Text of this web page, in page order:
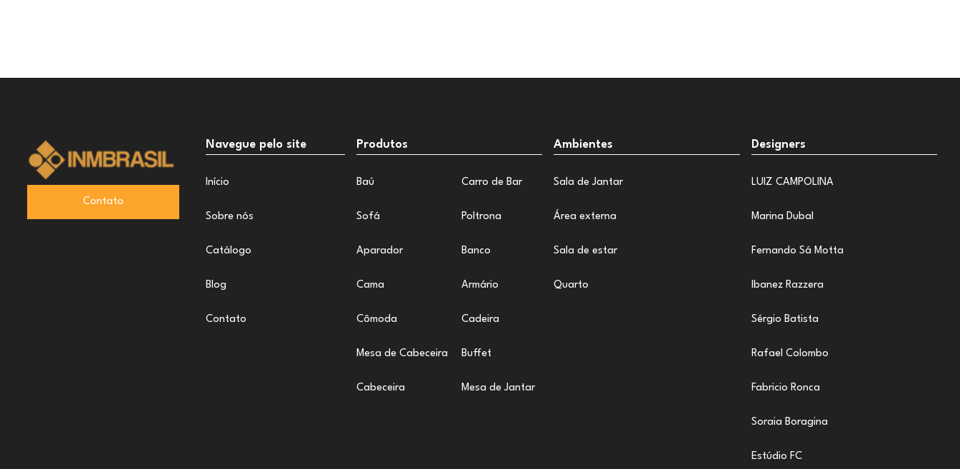
Contato
Navegue pelo site
Início
Sobre nós
Catálogo
Blog
Contato
Produtos
Baú Carro de Bar
Sofá Poltrona
Aparador Banco
Cama Armário
Cômoda Cadeira
Mesa de Cabeceira Buffet
Cabeceira Mesa de Jantar
Ambientes
Sala de Jantar
Área externa
Sala de estar
Quarto
Designers
LUIZ CAMPOLINA
Marina Dubal
Fernando Sá Motta
Ibanez Razzera
Sérgio Batista
Rafael Colombo
Fabricio Ronca
Soraia Boragina
Estúdio FC